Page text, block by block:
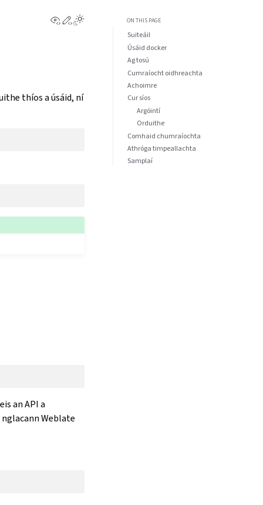
View this page
Edit this page
thíos a úsáid, ní
an API a
Weblate
ON THIS PAGE
Suiteáil
Úsáid docker
Ag tosú
Cumraíocht oidhreachta
Achoimre
Cur síos
Argóintí
Orduithe
Comhaid chumraíochta
Athróga timpeallachta
Samplaí